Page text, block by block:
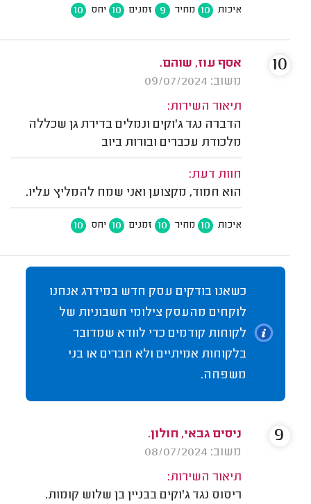
איכות 10 מחיר 9 זמנים 10 יחס 10
אסף עוז, שוהם.
משוב: 09/07/2024
תיאור השירות:
הדברה נגד ג'וקים ונמלים בדירת גן שכללה
מלכודת עכברים ובורות ביוב
חוות דעת:
הוא חמוד, מקצוען ואני שמח להמליץ עליו.
איכות 10 מחיר 10 זמנים 10 יחס 10
10
כשאנו בודקים עסק חדש במידרג אנחנו
לוקחים מהעסק צילומי חשבוניות של
לקוחות קודמים כדי לוודא שמדובר
בלקוחות אמיתיים ולא חברים או בני
משפחה.
ניסים גבאי, חולון.
משוב: 08/07/2024
תיאור השירות:
ריסוס נגד ג'וקים בבניין בן שלוש קומות.
9